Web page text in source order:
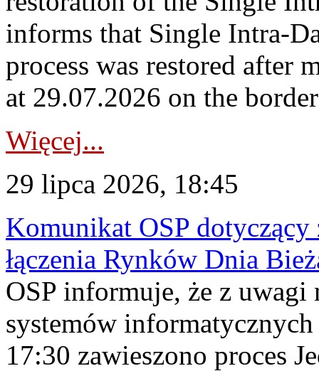
informs that Single Intra-
process was restored after
at 29.07.2026 on the
Więcej...
29 lipca 2026, 18:45
Komunikat OSP dotyczący
łączenia Rynków Dnia
OSP informuje, że z uwagi
systemów
17:30 zawieszono proces